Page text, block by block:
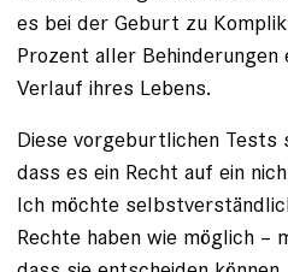
es bei der Geburt zu
Prozent aller
Verlauf ihres Lebens.
Diese vorgeburtlichen Tests
dass es ein Recht auf ein
Ich möchte
Rechte haben wie möglich –